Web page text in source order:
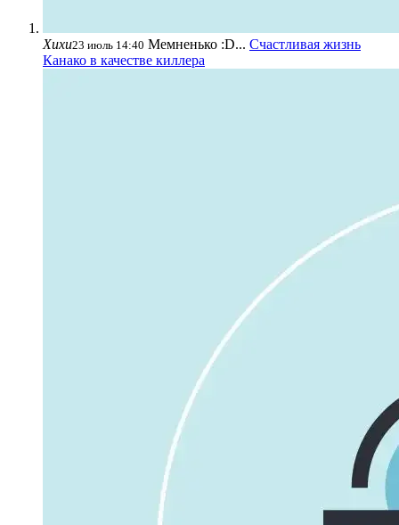
Хихи23 июль 14:40 Мемненько :D... Счастливая жизнь
Канако в качестве киллера